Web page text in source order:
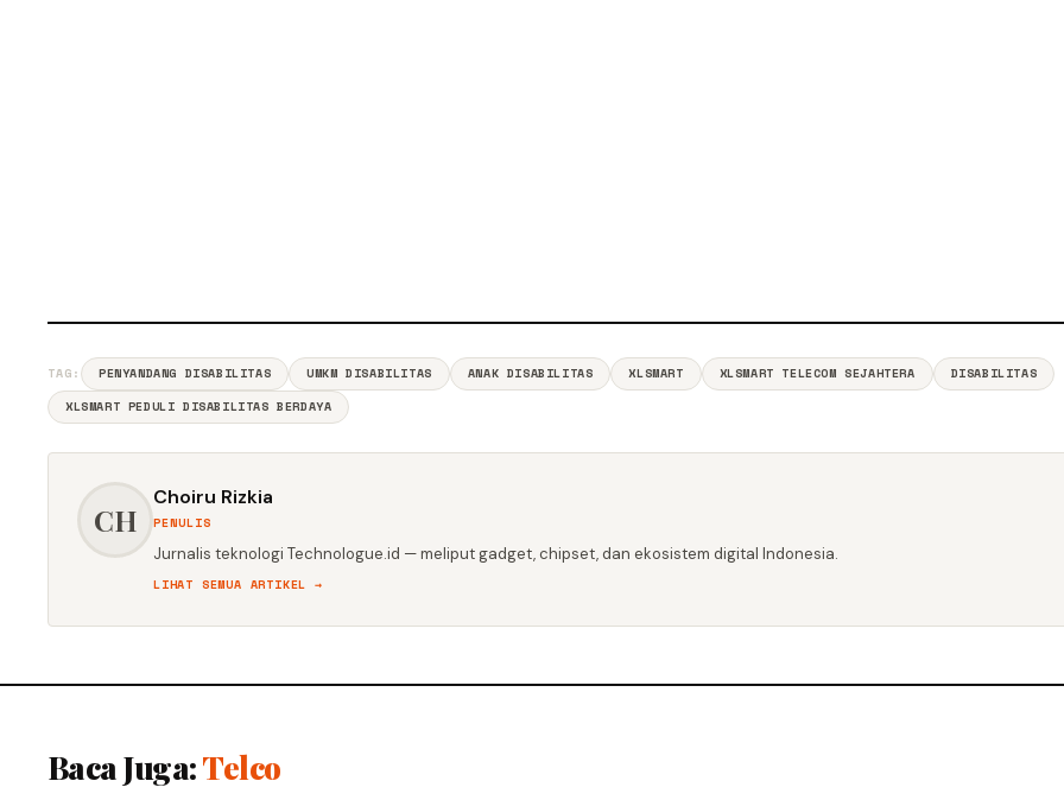
TAG: PENYANDANG DISABILITAS UMKM DISABILITAS ANAK DISABILITAS XLSMART XLSMART TELECOM SEJAHTERA
DISABILITAS
XLSMART PEDULI DISABILITAS BERDAYA
CH
Choiru Rizkia
PENULIS
Jurnalis teknologi Technologue.id — meliput gadget, chipset, dan ekosistem digital Indonesia.
LIHAT SEMUA ARTIKEL →
Baca Juga:Telco